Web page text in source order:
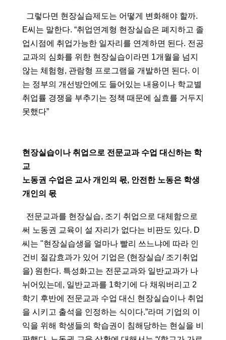
E씨는 말한다. “취업연계형 현장실습은 폐지하고 졸
업시점에 취업가능한 일자리를 연계하면 된다. 전공
교과의 심화를 위한 현장실습이라면 1개월을 넘지
않는 체험형, 관람형 프로그램을 개발하면 된다. 이
는 정부의 개선방안에도 들어있는 내용이나 학교별
취업률 경쟁을 부추기는 정책 때문에 실효를 거두지
못했다”
현장실습이나 취업으로 전문교과 수업 대신하는 학
교
노동권 수업은 교사 개인의 몫, 안전한 노동은 학생
개인의 몫
써 노동권 교육이 설 자리가 없다는 비판도 있다. D
씨는 "현장실습생을 얼마나 빨리 쓰느냐에 따라 인
건비 절감효과가 있어 기업은 (현장실습/ 조기취업
을) 원한다. 특성화고는 전문교과와 일반교과가 나
뉘어있는데, 일반교과를 1학기에 다 채워버리고 2
학기 후반에 전문교과 수업 대신 현장실습이나 취업
을 시키고 출석을 인정하는 식이다.”라며 기업의 이
익을 위해 학생들의 학습권이 침해당하는 현실을 비